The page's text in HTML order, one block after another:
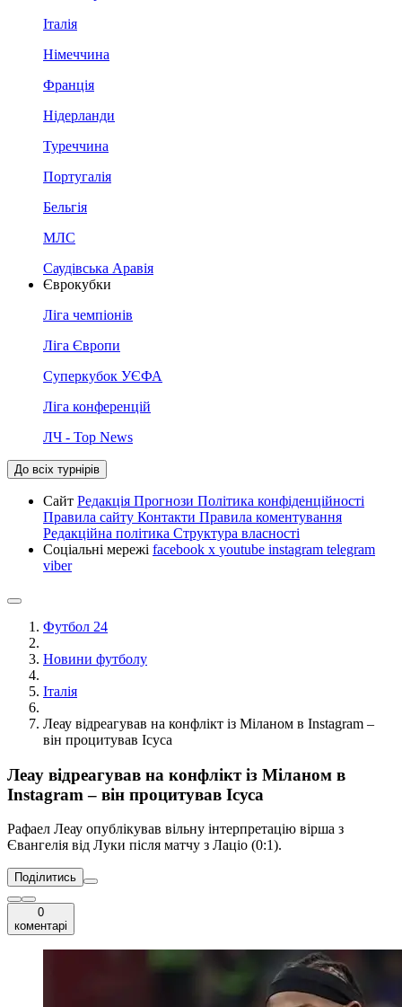
Італія
Німеччина
Франція
Нідерланди
Туреччина
Португалія
Бельгія
МЛС
Саудівська Аравія
Єврокубки
Ліга чемпіонів
Ліга Європи
Суперкубок УЄФА
Ліга конференцій
ЛЧ - Top News
До всіх турнірів
Сайт Редакція Прогнози Політика конфіденційності
Правила сайту Контакти Правила коментування
Редакційна політика Структура власності
Соціальні мережі facebook x youtube instagram telegram
viber
Футбол 24
Новини футболу
Італія
Леау відреагував на конфлікт із Міланом в Instagram –
він процитував Ісуса
Леау відреагував на конфлікт із Міланом в
Instagram – він процитував Ісуса
Рафаел Леау опублікував вільну інтерпретацію вірша з
Євангелія від Луки після матчу з Лаціо (0:1).
Поділитись
0
коментарі